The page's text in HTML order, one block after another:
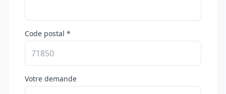
Code postal *
Votre demande